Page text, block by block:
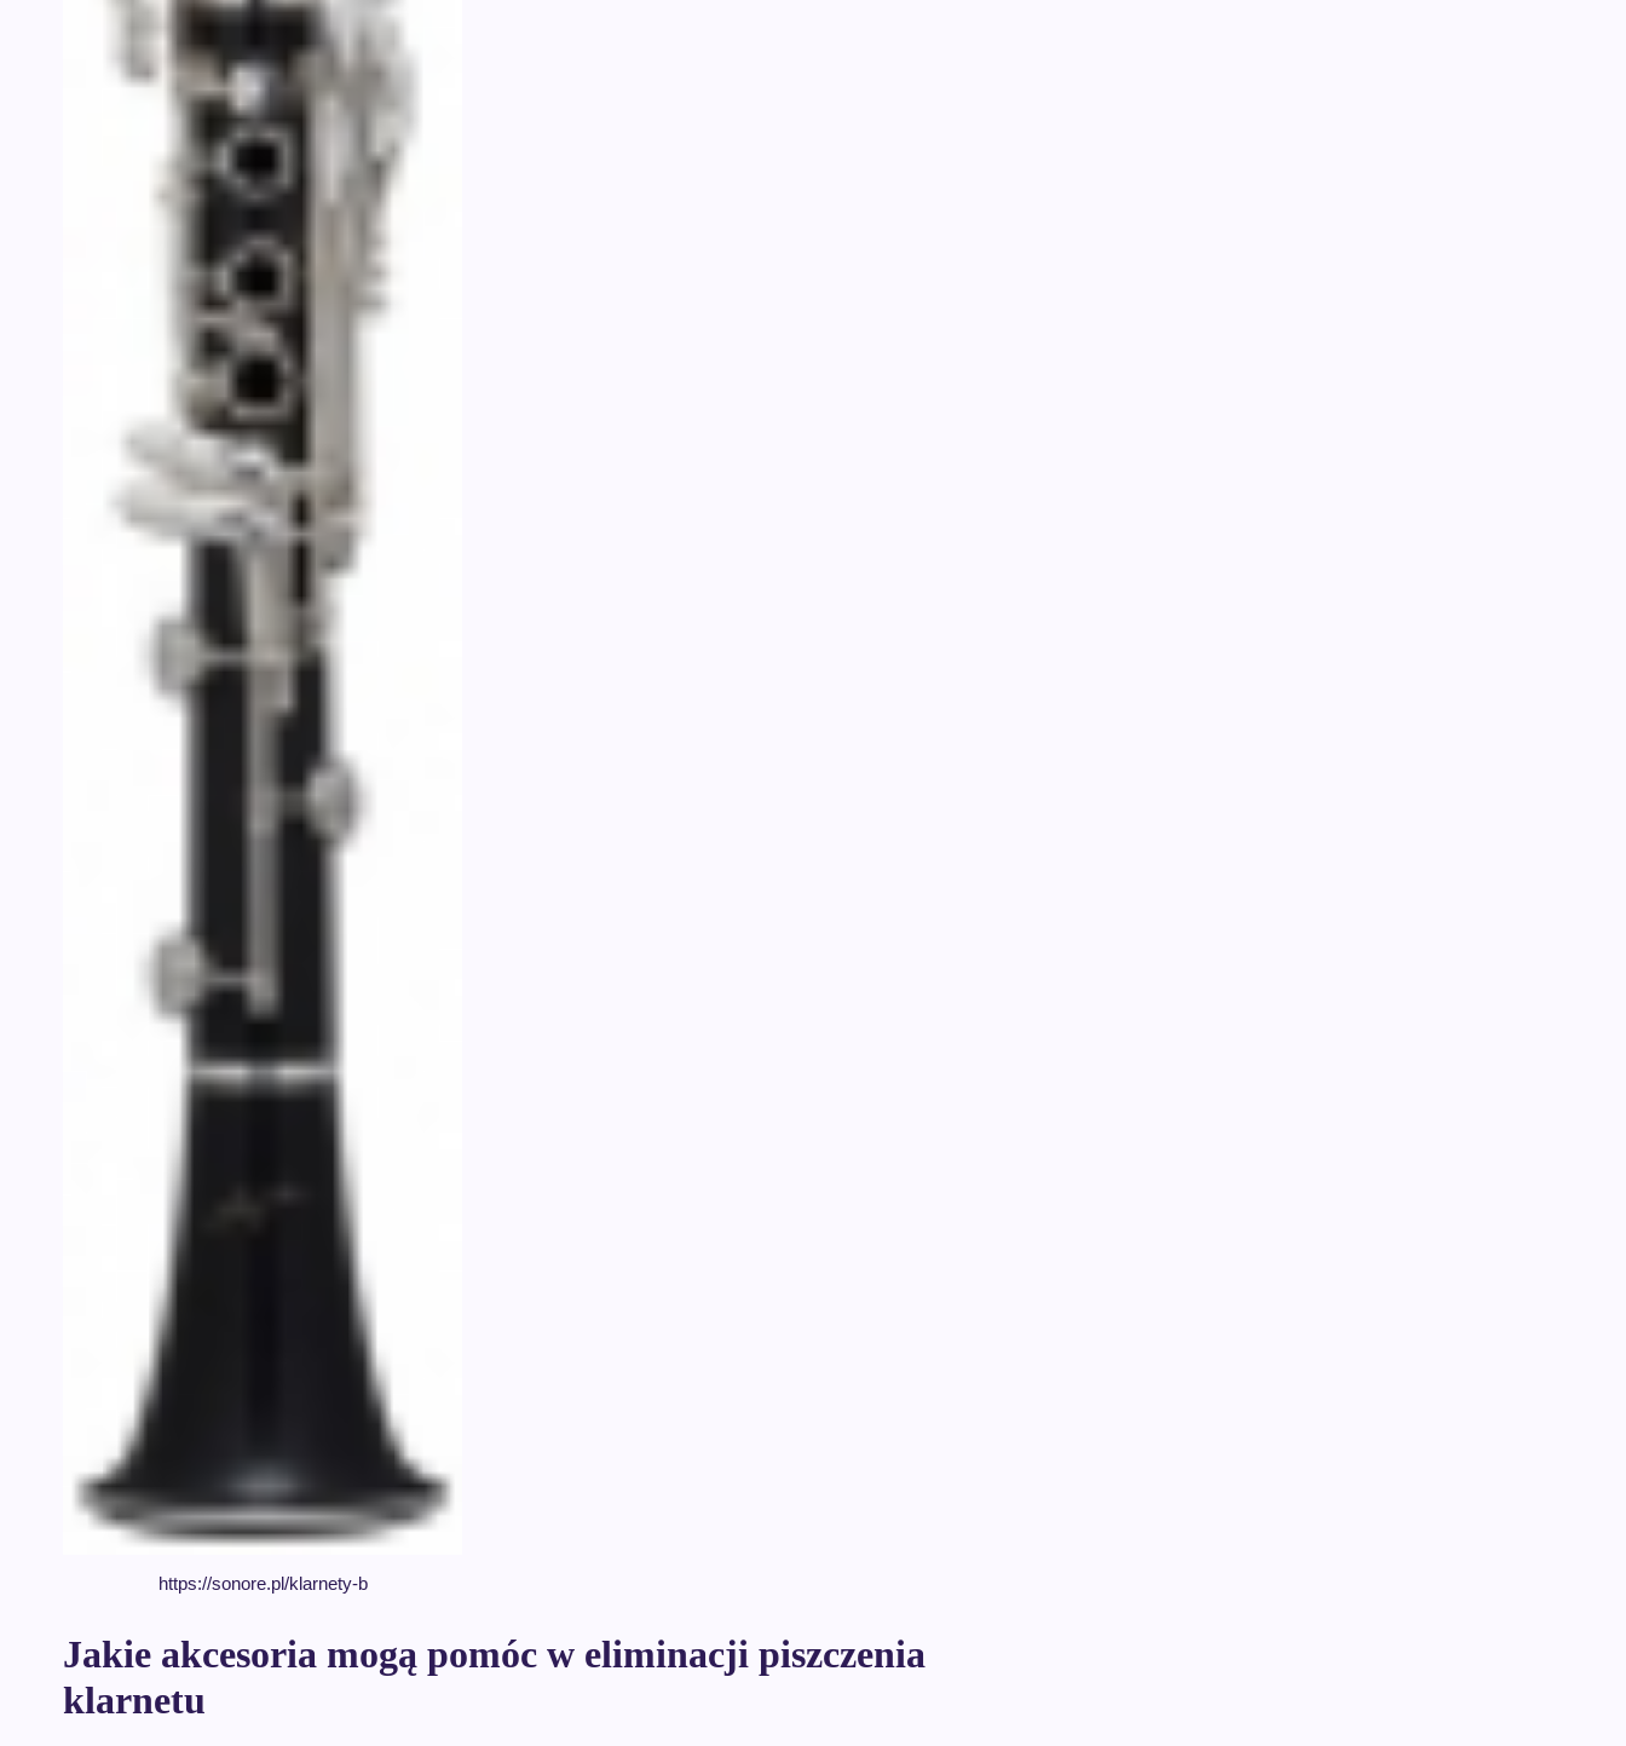
https://sonore.pl/klarnety-b
Jakie akcesoria mogą pomóc w eliminacji piszczenia
klarnetu